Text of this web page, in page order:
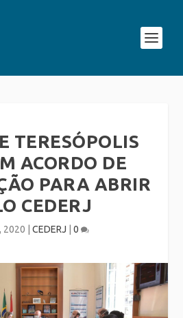
TERESÓPOLIS
ACORDO DE
PARA ABRIR
CEDERJ
2020 CEDERJ 0